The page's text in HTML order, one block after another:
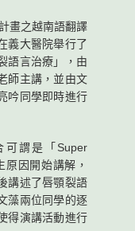
畫之越南語翻譯
義大醫院舉行了
語言治療」，由
師主講，並由文
吟同學即時進行
謂是「Super
原因開始講解，
講述了唇顎裂語
藻兩位同學的逐
得演講活動進行